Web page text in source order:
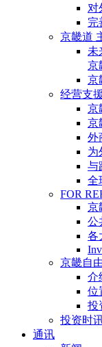
对
完
京畿道
未
京
京
经营支
京
京
外
为
与
全
FOR
京
公
各
京畿自
介
位
投
投资时
通讯